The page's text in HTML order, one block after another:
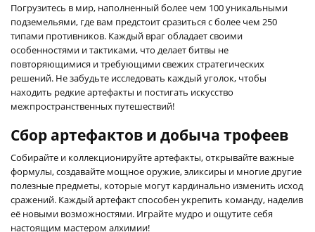
Погрузитесь в мир, наполненный более чем 100 уникальными
подземельями, где вам предстоит сразиться с более чем 250
типами противников. Каждый враг обладает своими
особенностями и тактиками, что делает битвы не
повторяющимися и требующими свежих стратегических
решений. Не забудьте исследовать каждый уголок, чтобы
находить редкие артефакты и постигать искусство
межпространственных путешествий!
Сбор артефактов и добыча трофеев
Собирайте и коллекционируйте артефакты, открывайте важные
формулы, создавайте мощное оружие, эликсиры и многие другие
полезные предметы, которые могут кардинально изменить исход
сражений. Каждый артефакт способен укрепить команду, наделив
её новыми возможностями. Играйте мудро и ощутите себя
настоящим мастером алхимии!